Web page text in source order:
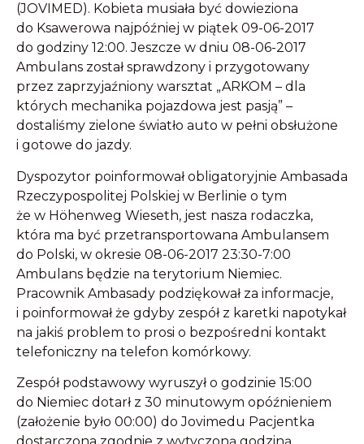
(JOVIMED). Kobieta musiała być dowieziona
do Ksawerowa najpóźniej w piątek 09-06-2017
do godziny 12:00. Jeszcze w dniu 08-06-2017
Ambulans został sprawdzony i przygotowany
przez zaprzyjaźniony warsztat „ARKOM – dla
których mechanika pojazdowa jest pasją” –
dostaliśmy zielone światło auto w pełni obsłużone
i gotowe do jazdy.
Dyspozytor poinformował obligatoryjnie Ambasada
Rzeczypospolitej Polskiej w Berlinie o tym
że w Höhenweg Wieseth, jest nasza rodaczka,
która ma być przetransportowana Ambulansem
do Polski, w okresie 08-06-2017 23:30-7:00
Ambulans będzie na terytorium Niemiec.
Pracownik Ambasady podziękował za informacje,
i poinformował że gdyby zespół z karetki napotykał
na jakiś problem to prosi o bezpośredni kontakt
telefoniczny na telefon komórkowy.
Zespół podstawowy wyruszył o godzinie 15:00
do Niemiec dotarł z 30 minutowym opóźnieniem
(założenie było 00:00) do Jovimedu Pacjentka